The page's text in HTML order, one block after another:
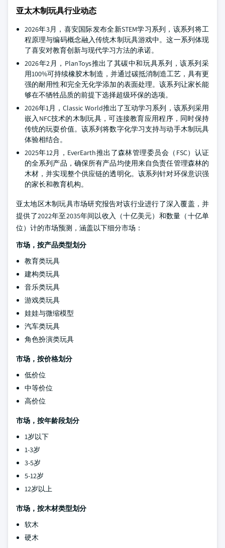
亚太木制玩具行业动态
2026年3月，喜安国际发布全新STEM学习系列，该系列将工
程原理与编码概念融入传统木制玩具游戏中。这一系列体现
了喜安对教育创新与现代学习方法的承诺。
2026年2月，PlanToys推出了其碳中和玩具系列，该系列采
用100%可持续橡胶木制造，并通过碳抵消制造工艺，具有更
强的耐用性和完全无化学添加的表面处理。该系列让家长能
够在不牺牲品质的前提下选择超级环保的选项。
2026年1月，Classic World推出了互动学习系列，该系列采用
嵌入NFC技术的木制玩具，可连接教育应用程序，同时保持
传统的玩耍价值。该系列将数字化学习支持与动手木制玩具
体验相结合。
2025年12月，EverEarth推出了森林管理委员会（FSC）认证
的全系列产品，确保所有产品均使用来自负责任管理森林的
木材，并实现整个供应链的透明化。该系列针对环保意识强
的家长和教育机构。
亚太地区木制玩具市场研究报告对该行业进行了深入覆盖，并
提供了2022年至2035年间以收入（十亿美元）和数量（十亿单
位）计的市场预测，涵盖以下细分市场：
市场，按产品类型划分
教育类玩具
建构类玩具
音乐类玩具
游戏类玩具
娃娃与微缩模型
汽车类玩具
角色扮演类玩具
市场，按价格划分
低价位
中等价位
高价位
市场，按年龄段划分
1岁以下
1-3岁
3-5岁
5-12岁
12岁以上
市场，按木材类型划分
软木
硬木